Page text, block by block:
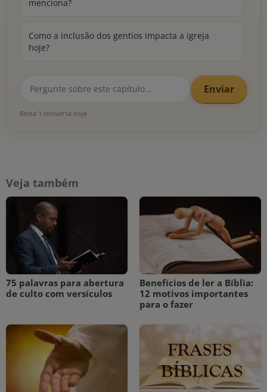
menciona?
Como a inclusão dos gentios impacta a igreja
hoje?
Enviar
Resta 1 conversa hoje
Veja também
75 palavras para abertura
de culto com versículos
Benefícios de ler a Bíblia:
12 motivos importantes
para o fazer